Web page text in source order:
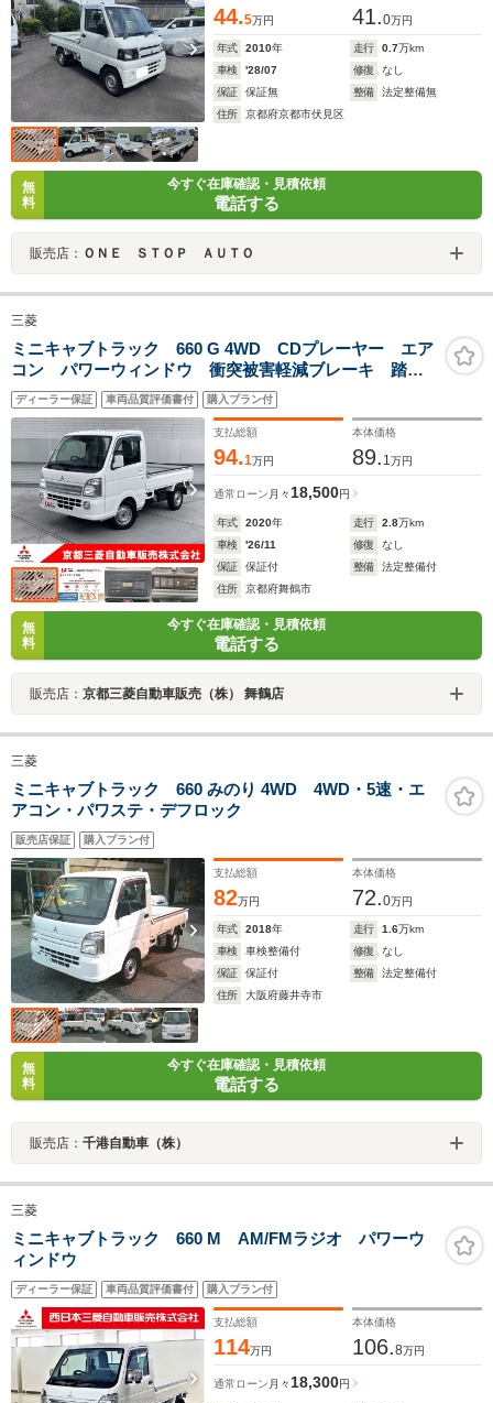
44.5万円 41.0万円
年式 2010年 走行 0.7万km
車検
'28/07 修復
なし
保証
保証無 整備
法定整備無
住所
京都府京都市伏見区
無
料
今すぐ在庫確認・見積依頼
電話する
販売店： ＯＮＥ ＳＴＯＰ ＡＵＴＯ
三菱
ミニキャブトラック 660 G 4WD CDプレーヤー エア
コン パワーウィンドウ 衝突被害軽減ブレーキ 踏み
間違い防止装置 車線逸脱警報システム オートマチッ
クハイビーム フォグランプ キーレスエントリー
ディーラー保証 車両品質評価書付 購入プラン付
支払総額
94.1万円
本体価格
89. 1万円
通常ローン 月々18,500円
年式 2020年 走行 2.8万km
車検
'26/11 修復
なし
保証
保証付 整備
法定整備付
住所
京都府舞鶴市
無
料
今すぐ在庫確認・見積依頼
電話する
販売店： 京都三菱自動車販売（株） 舞鶴店
三菱
ミニキャブトラック 660 みのり 4WD 4WD・5速・エ
アコン・パワステ・デフロック
販売店保証 購入プラン付
支払総額
82万円
本体価格
72.0万円
年式 2018年 走行 1.6万km
車検
車検整備付 修復
なし
保証
保証付 整備
法定整備付
住所
大阪府藤井寺市
無
料
今すぐ在庫確認・見積依頼
電話する
販売店： 千港自動車（株）
三菱
ミニキャブトラック 660 M AM/FMラジオ パワーウ
ィンドウ
ディーラー保証 車両品質評価書付 購入プラン付
支払総額
114万円
本体価格
106.8万円
通常ローン 月々 18,300円